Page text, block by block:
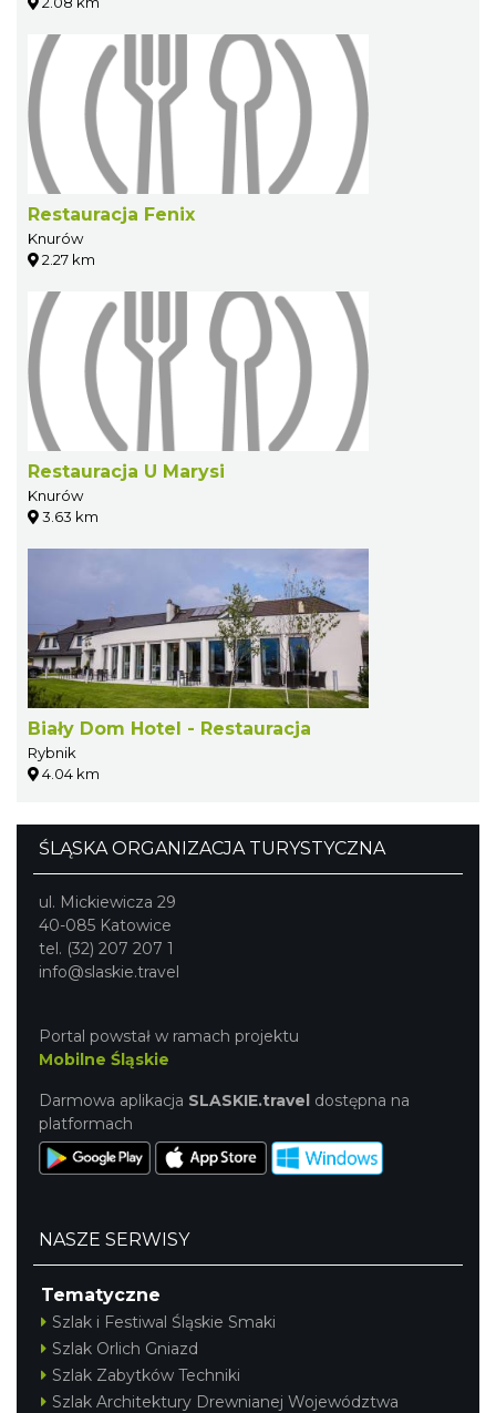
Restauracja Fenix
Knurów
2.27 km
Restauracja U Marysi
Knurów
3.63 km
Biały Dom Hotel - Restauracja
Rybnik
4.04 km
ŚLĄSKA ORGANIZACJA TURYSTYCZNA
ul. Mickiewicza 29
40-085 Katowice
tel. (32) 207 207 1
info@slaskie.travel
Portal powstał w ramach projektu
Mobilne Śląskie
Darmowa aplikacja SLASKIE.travel dostępna na
platformach
NASZE SERWISY
Tematyczne
Szlak i Festiwal Śląskie Smaki
Szlak Orlich Gniazd
Szlak Zabytków Techniki
Szlak Architektury Drewnianej Województwa